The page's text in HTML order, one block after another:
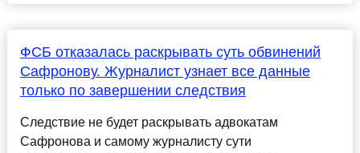
ФСБ отказалась раскрывать суть обвинений
Сафронову. Журналист узнает все данные
только по завершении следствия
Следствие не будет раскрывать адвокатам
Сафронова и самому журналисту сути